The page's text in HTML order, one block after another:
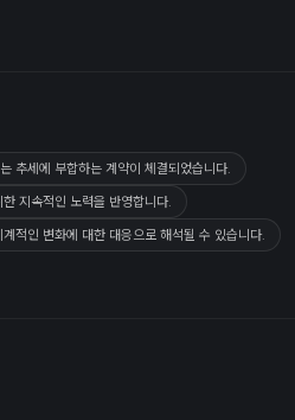
추세에 부합하는 계약이 체결되었습니다.
지속적인 노력을 반영합니다.
적인 변화에 대한 대응으로 해석될 수 있습니다.